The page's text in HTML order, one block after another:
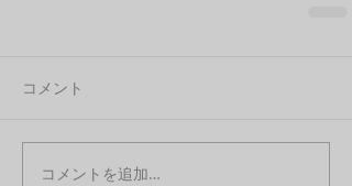
コメント
コメントを追加…